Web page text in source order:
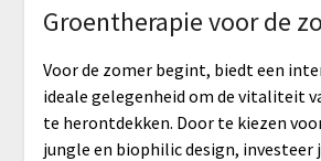
Groentherapie voor de
Voor de zomer begint, biedt een
ideale gelegenheid om de vitaliteit
te herontdekken. Door te kiezen
jungle en biophilic design, investeer